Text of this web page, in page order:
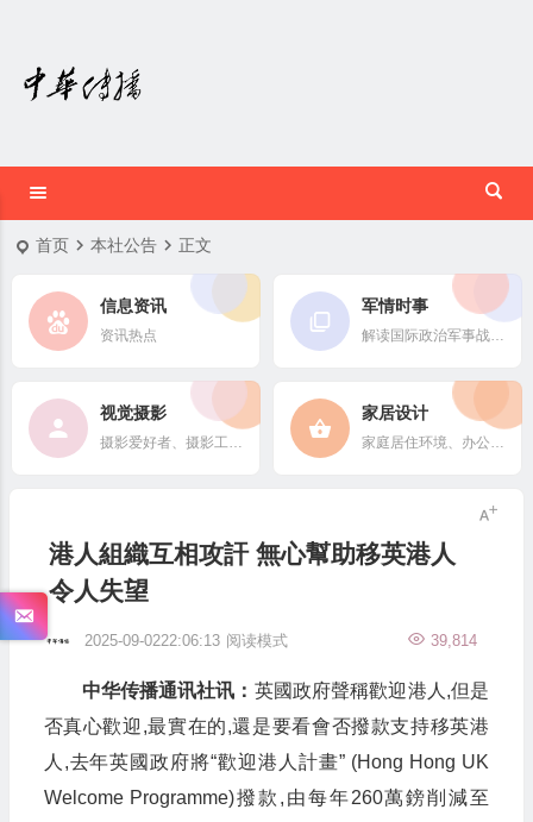
首页 本社公告 正文
信息资讯
资讯热点
军情时事
解读国际政治军事战略格局
视觉摄影
摄影爱好者、摄影工作者及摄影行业信息
家居设计
家庭居住环境、办公场所、公共空间陈设风格以设计搭配
港人組織互相攻訐 無心幫助移英港人
令人失望
2025-09-0222:06:13 39,814
阅读模式
中华传播通讯社讯： 英國政府聲稱歡迎港人,但是
否真心歡迎,最實在的,還是要看會否撥款支持移英港
人,去年英國政府將“歡迎港人計畫” (Hong Hong UK
Welcome Programme)撥款,由每年260萬鎊削減至